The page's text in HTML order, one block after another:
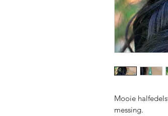
Mooie
messing.